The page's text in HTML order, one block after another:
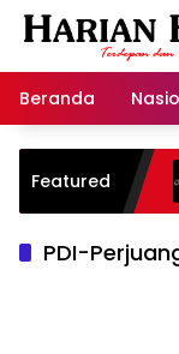
Langsung
Beranda
Featured
Warisan
PDI-